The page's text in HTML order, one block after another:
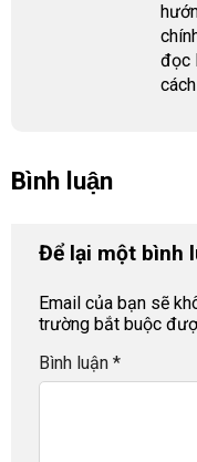
đọc
Bình luận
Để lại một bình
Email của bạn sẽ
trường bắt buộc
Bình luận *